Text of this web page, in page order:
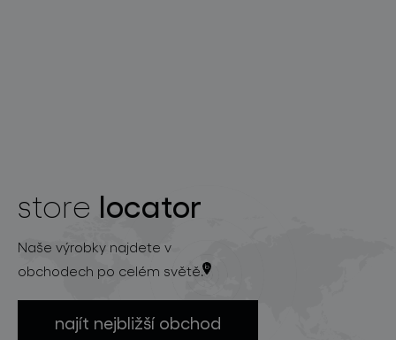
store locator
Naše výrobky najdete v
obchodech po celém světě.
najít nejbližší obchod